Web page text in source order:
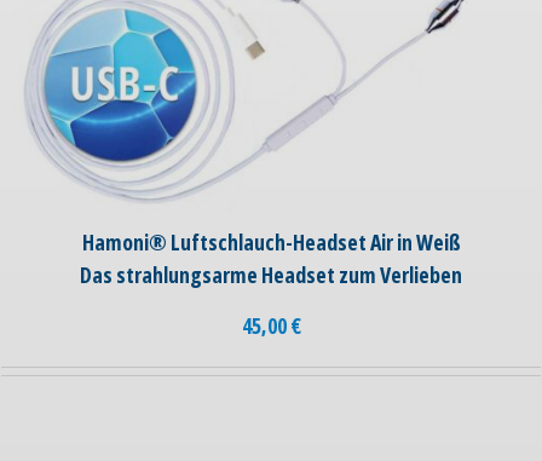
Hamoni® Luftschlauch-Headset Air in Weiß
Das strahlungsarme Headset zum Verlieben
45,00€